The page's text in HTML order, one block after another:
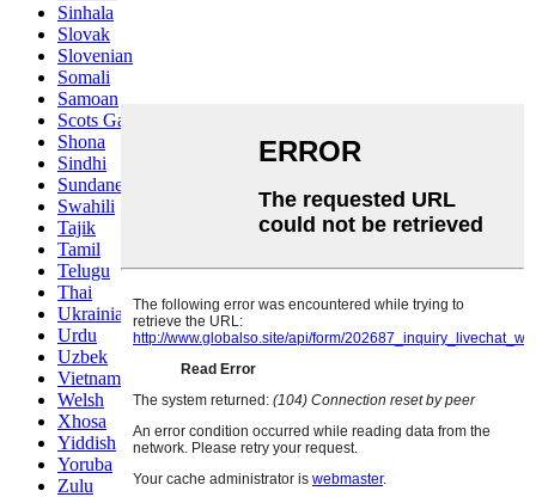
Sinhala
Slovak
Slovenian
Somali
Samoan
Scots Gaelic
Shona
Sindhi
Sundanese
Swahili
Tajik
Tamil
Telugu
Thai
Ukrainian
Urdu
Uzbek
Vietnamese
Welsh
Xhosa
Yiddish
Yoruba
Zulu